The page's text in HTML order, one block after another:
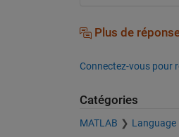
Plus de
Connectez-vous pour
Catégories
MATLAB Language